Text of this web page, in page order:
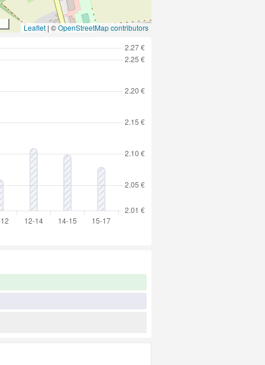
Leaflet | ©OpenStreetMap contributors